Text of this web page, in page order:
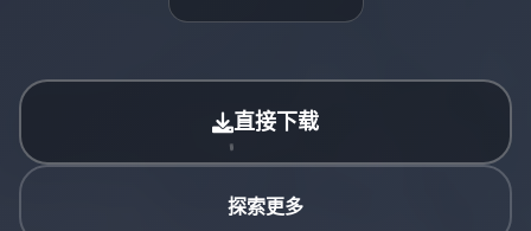
直接下载
探索更多